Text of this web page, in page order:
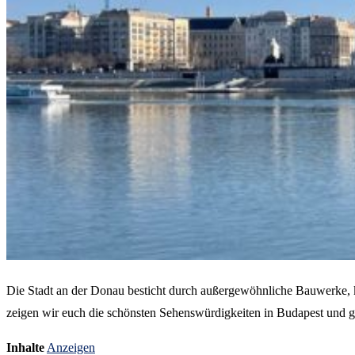
Die Stadt an der Donau besticht durch außergewöhnliche
zeigen wir euch die schönsten Sehenswürdigkeiten in Budapest
InhalteAnzeigen